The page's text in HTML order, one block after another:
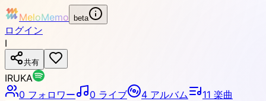
MeloMemo beta
ログイン
I
共有
IRUKA
0 フォロワー 0 ライブ 4 アルバム 11 楽曲